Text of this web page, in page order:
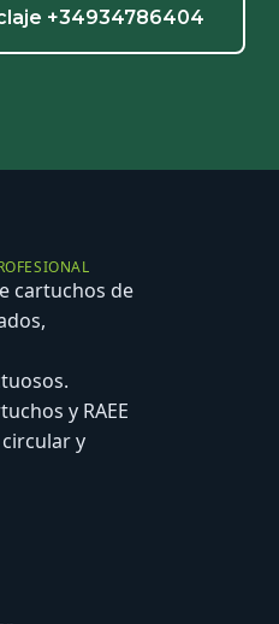
+34934786404
cartuchos de
y RAEE
y